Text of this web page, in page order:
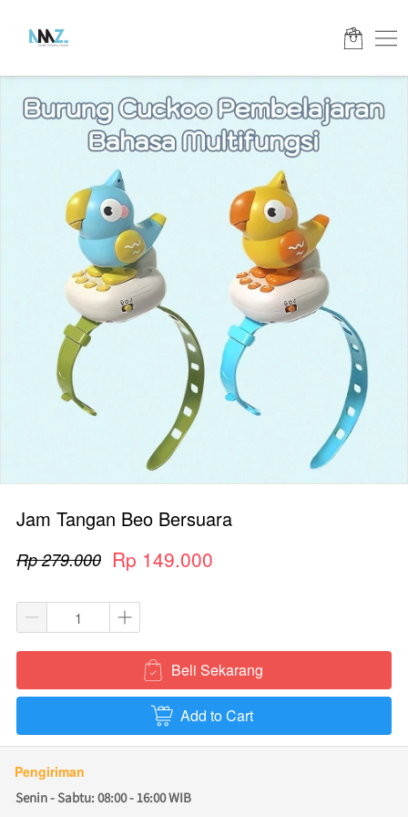
Jam Tangan Beo Bersuara
Rp 279.000 Rp 149.000
` Beli Sekarang
` Add to Cart
Pengiriman
Senin - Sabtu: 08:00 - 16:00 WIB